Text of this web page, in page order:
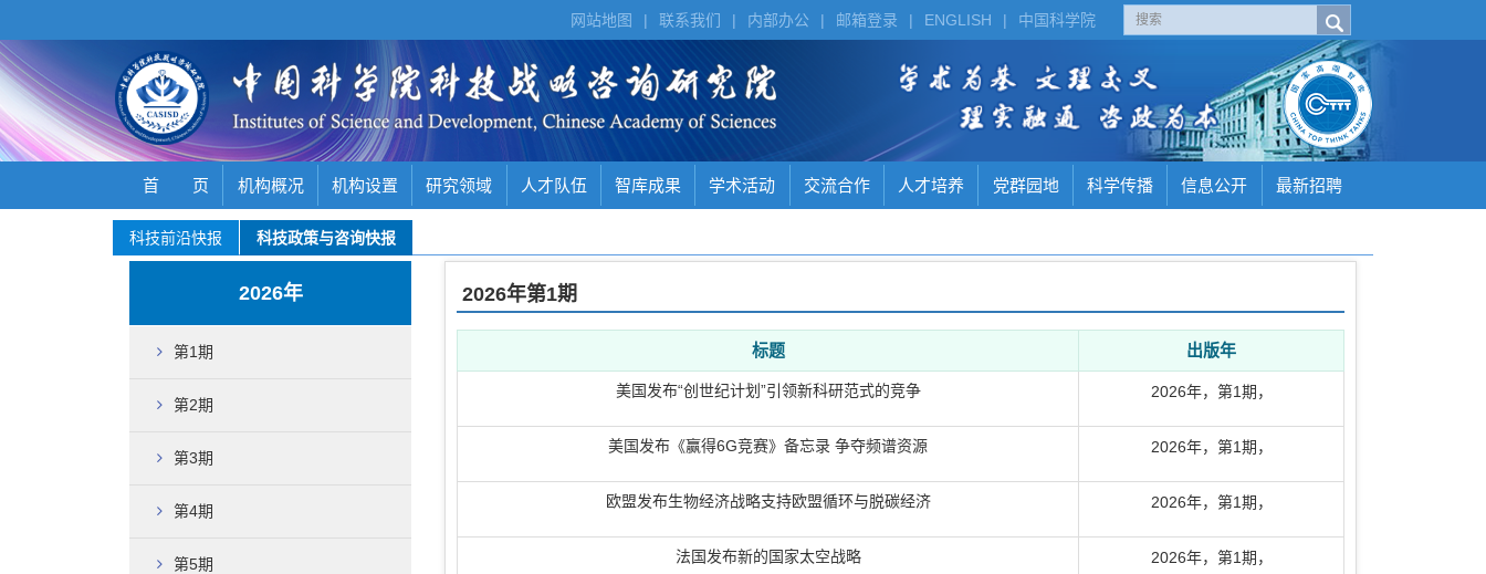
中国科学院
|
ENGLISH
|
邮箱登录
|
内部办公
|
联系我们
|
网站地图
首 页 机构概况 机构设置 研究领域 人才队伍 智库成果 学术活动 交流合作 人才培养 党群园地 科学传播 信息公开 最新招聘
科技前沿快报 科技政策与咨询快报
2026年
第1期
第2期
第3期
第4期
第5期
2026年第1期
标题 出版年
美国发布“创世纪计划”引领新科研范式的竞争 2026年， 第1期 ，
美国发布《赢得6G竞赛》备忘录 争夺频谱资源 2026年， 第1期 ，
欧盟发布生物经济战略支持欧盟循环与脱碳经济 2026年， 第1期 ，
法国发布新的国家太空战略 2026年， 第1期 ，